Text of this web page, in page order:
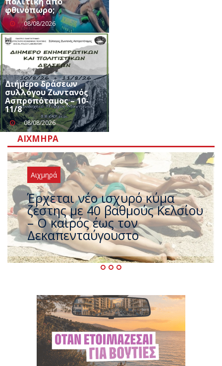
φθινόπωρο;
08/08/2026
Διήμερο δράσεων
συλλόγου Ζωντανός
Ασπροπόταμος – 10-
11/8
08/08/2026
ΑΙΧΜΗΡΆ
Αιχμηρά
Άφαντος ο Τσίπρας… την ώρα
που η χώρα καίγεται